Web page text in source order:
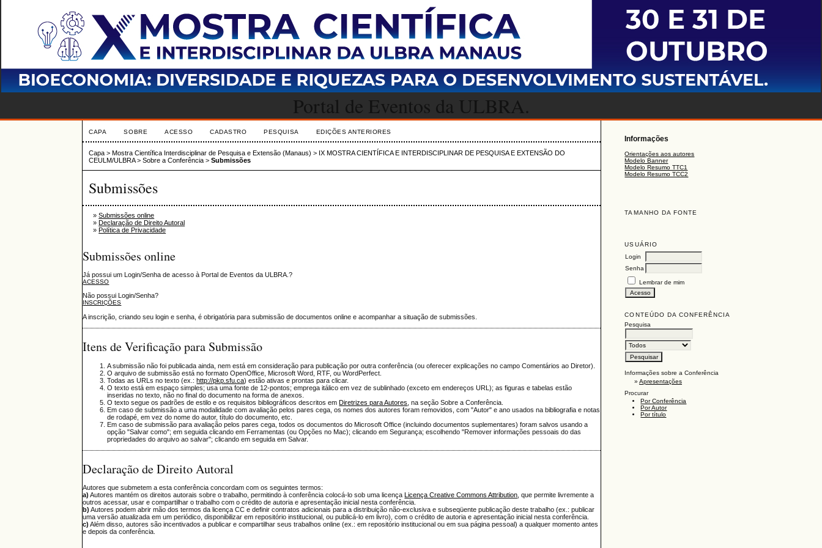
Portal de Eventos da ULBRA.
Informações
Orientações aos autores
Modelo Banner
Modelo Resumo TTC1
Modelo Resumo TCC2
TAMANHO DA FONTE
USUÁRIO
Login
Senha
Lembrar de mim
CONTEÚDO DA CONFERÊNCIA
Pesquisa
Informações sobre a Conferência
»Apresentações
Procurar
Por Conferência
Por Autor
Por título
CAPA SOBRE ACESSO CADASTRO PESQUISA EDIÇÕES ANTERIORES
Capa >Mostra Científica Interdisciplinar de Pesquisa e Extensão (Manaus) > IX MOSTRA CIENTÍFICA E INTERDISCIPLINAR DE PESQUISA E EXTENSÃO DO
CEULM/ULBRA>Sobre a Conferência >Submissões
Submissões
»Submissões online
»Declaração de Direito Autoral
»Política de Privacidade
Submissões online
Já possui um Login/Senha de acesso à Portal de Eventos da ULBRA.?
ACESSO
Não possui Login/Senha?
INSCRIÇÕES
A inscrição, criando seu login e senha, é obrigatória para submissão de documentos online e acompanhar a situação de submissões.
Itens de Verificação para Submissão
A submissão não foi publicada ainda, nem está em consideração para publicação por outra conferência (ou oferecer explicações no campo Comentários ao Diretor).
O arquivo de submissão está no formato OpenOffice, Microsoft Word, RTF, ou WordPerfect.
Todas as URLs no texto (ex.:http://pkp.sfu.ca) estão ativas e prontas para clicar.
O texto está em espaço simples; usa uma fonte de 12-pontos; emprega itálico em vez de sublinhado (exceto em endereços URL); as figuras e tabelas estão
inseridas no texto, não no final do documento na forma de anexos.
O texto segue os padrões de estilo e os requisitos bibliográficos descritos emDiretrizes para Autores , na seção Sobre a Conferência.
Em caso de submissão a uma modalidade com avaliação pelos pares cega, os nomes dos autores foram removidos, com "Autor" e ano usados na bibliografia e notas
de rodapé, em vez do nome do autor, título do documento, etc.
Em caso de submissão para avaliação pelos pares cega, todos os documentos do Microsoft Office (incluindo documentos suplementares) foram salvos usando a
opção "Salvar como"; em seguida clicando em Ferramentas (ou Opções no Mac); clicando em Segurança; escolhendo "Remover informações pessoais do das
propriedades do arquivo ao salvar"; clicando em seguida em Salvar.
Declaração de Direito Autoral
Autores que submetem a esta conferência concordam com os seguintes termos:
a) Autores mantém os direitos autorais sobre o trabalho, permitindo à conferência colocá-lo sob uma licença Licença Creative Commons Attribution , que permite livremente a
outros acessar, usar e compartilhar o trabalho com o crédito de autoria e apresentação inicial nesta conferência.
b) Autores podem abrir mão dos termos da licença CC e definir contratos adicionais para a distribuição não-exclusiva e subseqüente publicação deste trabalho (ex.: publicar
uma versão atualizada em um periódico, disponibilizar em repositório institucional, ou publicá-lo em livro), com o crédito de autoria e apresentação inicial nesta conferência.
c) Além disso, autores são incentivados a publicar e compartilhar seus trabalhos online (ex.: em repositório institucional ou em sua página pessoal) a qualquer momento antes
e depois da conferência.